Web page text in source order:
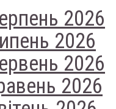
2026
2026
2026
2026